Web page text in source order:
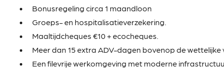
Bonusregeling circa 1 maandloon
Groeps- en hospitalisatieverzekering.
Maaltijdcheques €10 + ecocheques.
Meer dan 15 extra ADV-dagen bovenop de
Een filevrije werkomgeving met moderne